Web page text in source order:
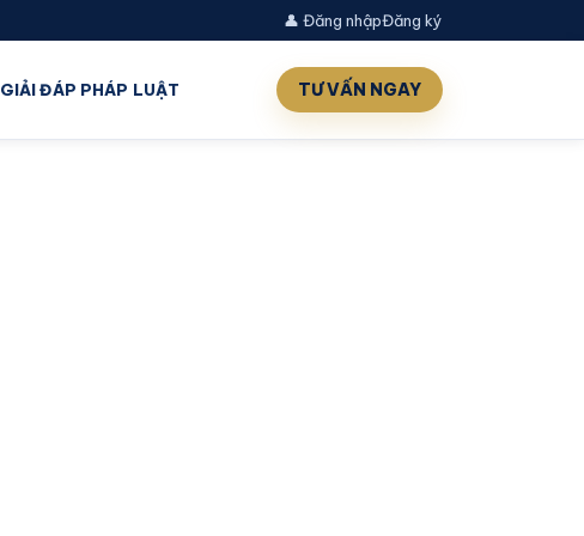
👤 Đăng nhậpĐăng ký
GIẢI ĐÁP PHÁP LUẬT TƯ VẤN NGAY